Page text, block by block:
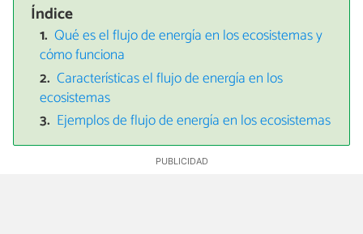
Índice
Qué es el flujo de energía en los ecosistemas y
cómo funciona
Características el flujo de energía en los
ecosistemas
Ejemplos de flujo de energía en los ecosistemas